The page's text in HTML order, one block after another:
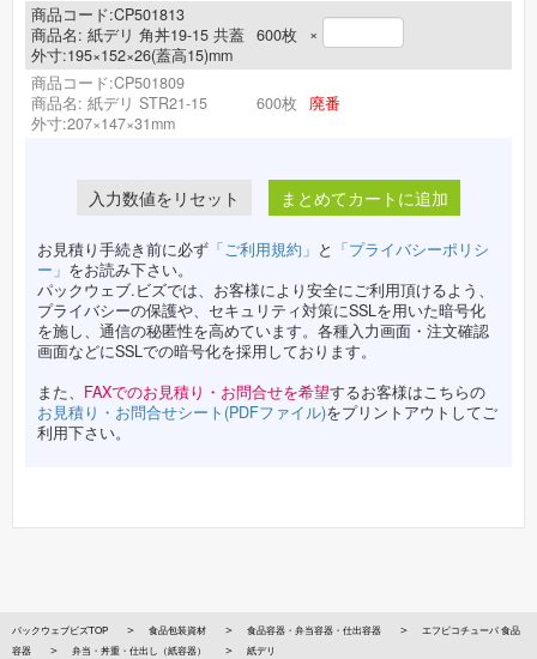
商品コード:CP501813
商品名: 紙デリ 角丼19-15 共蓋
外寸:195×152×26(蓋高15)mm
600枚 ×
商品コード:CP501809
商品名: 紙デリ STR21-15
外寸:207×147×31mm
600枚 廃番
まとめてカートに追加
お見積り手続き前に必ず 「ご利用規約」 と 「プライバシーポリシ
ー」 をお読み下さい。
パックウェブ.ビズでは、お客様により安全にご利用頂けるよう、
プライバシーの保護や、セキュリティ対策にSSLを用いた暗号化
を施し、通信の秘匿性を高めています。各種入力画面・注文確認
画面などにSSLでの暗号化を採用しております。
また、 FAXでのお見積り・お問合せを希望するお客様はこちらの
お見積り・お問合せシート(PDFファイル)をプリントアウトしてご
利用下さい。
パックウェブビズTOP 食品包装資材 食品容器・弁当容器・仕出容器
エフピコチューパ 食品
容器
弁当・丼重・仕出し（紙容器） 紙デリ